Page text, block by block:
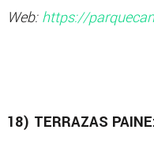
Web:https://
18) TERRAZAS